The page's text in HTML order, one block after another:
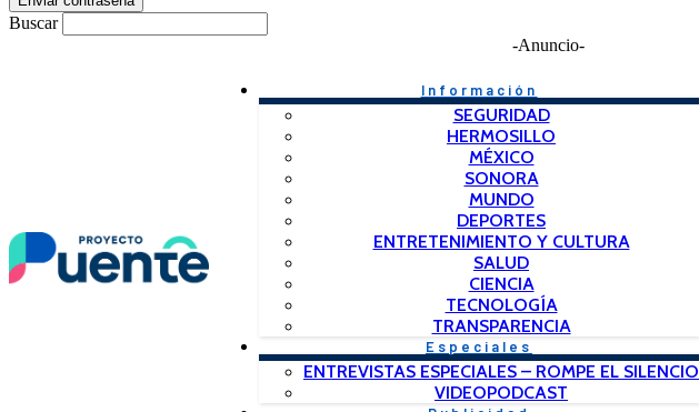
Buscar
-Anuncio-
Información
SEGURIDAD
HERMOSILLO
MÉXICO
SONORA
MUNDO
DEPORTES
ENTRETENIMIENTO Y CULTURA
SALUD
CIENCIA
TECNOLOGÍA
TRANSPARENCIA
Especiales
ENTREVISTAS ESPECIALES – ROMPE EL SILENCIO
VIDEOPODCAST